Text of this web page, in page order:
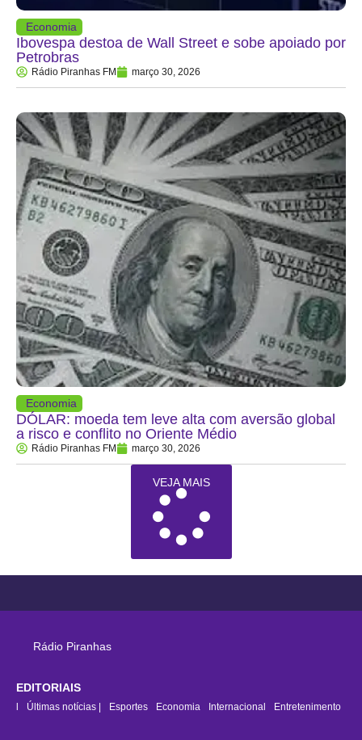
Economia
Ibovespa destoa de Wall Street e sobe apoiado por
Petrobras
Rádio Piranhas FM março 30, 2026
Economia
DÓLAR: moeda tem leve alta com aversão global
a risco e conflito no Oriente Médio
Rádio Piranhas FM março 30, 2026
VEJA MAIS
Rádio Piranhas
EDITORIAIS
Últimas notícias | Esportes Economia Internacional Entretenimento